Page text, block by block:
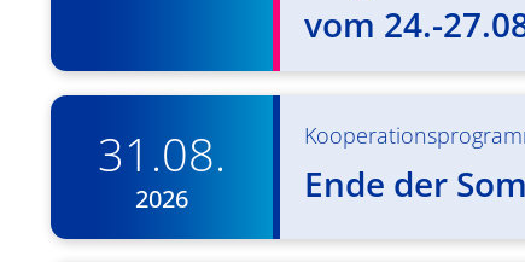
vom 24.-
31.08.
2026 Ende der